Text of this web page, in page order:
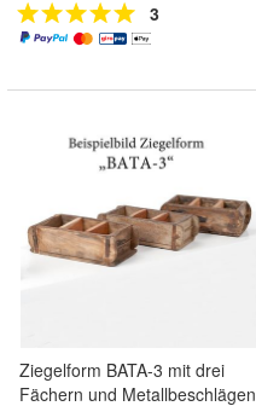
3
Ziegelform BATA-3 mit drei
Fächern und Metallbeschlägen